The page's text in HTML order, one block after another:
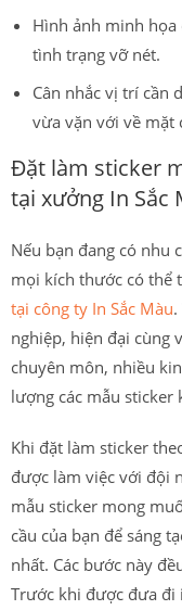
Hình ảnh minh họa
tình trạng vỡ nét.
Cân nhắc vị trí cần
vừa vặn với về mặt
Đặt làm sticker
tại xưởng In Sắc
Nếu bạn đang có nhu
mọi kích thước có thể
tại công ty In Sắc Màu
nghiệp, hiện đại cùng
chuyên môn, nhiều
lượng các mẫu sticker
Khi đặt làm sticker
được làm việc với đội
mẫu sticker mong
cầu của bạn để sáng
nhất. Các bước này
Trước khi được đưa đi